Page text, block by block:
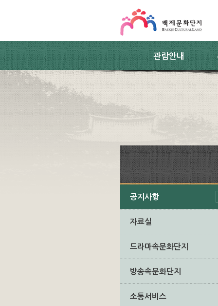
관람안내
공지사항
자료실
드라마속문화단지
방송속문화단지
소통서비스